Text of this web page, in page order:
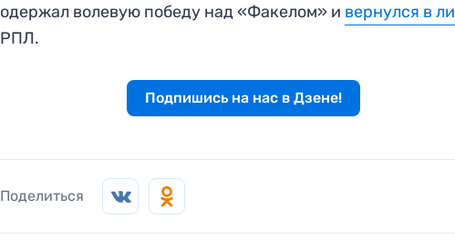
одержал волевую победу над «Факелом» и вернулся в
РПЛ.
Подпишись на нас в Дзене!
Поделиться